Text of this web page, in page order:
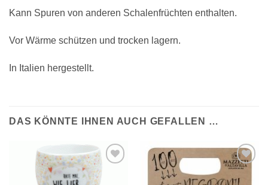
Kann Spuren von anderen Schalenfrüchten enthalten.
Vor Wärme schützen und trocken lagern.
In Italien hergestellt.
DAS KÖNNTE IHNEN AUCH GEFALLEN …
Auf die
Wunschliste
Wunschliste